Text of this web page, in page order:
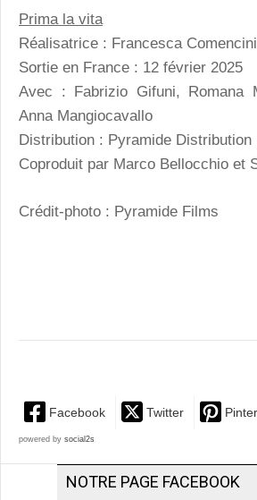
Prima la vita
Réalisatrice : Francesca Comencini
Sortie en France : 12 février 2025
Avec : Fabrizio Gifuni, Romana
Anna Mangiocavallo
Distribution : Pyramide Distribution
Coproduit par Marco Bellocchio et
Crédit-photo : Pyramide Films
Facebook Twitter
powered by social2s
NOTRE PAGE FACEBOOK